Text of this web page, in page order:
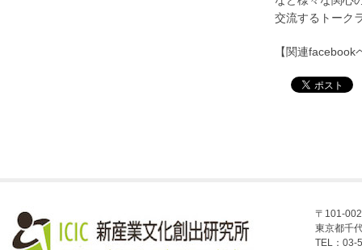
交流するトーク
【関連facebook
〒101-
東京都千
TEL：